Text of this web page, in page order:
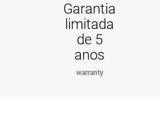
Garantia
limitada
de 5
anos
warranty